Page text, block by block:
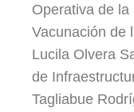
Operativa de
Vacunación de
Lucila Olvera
de
Tagliabue